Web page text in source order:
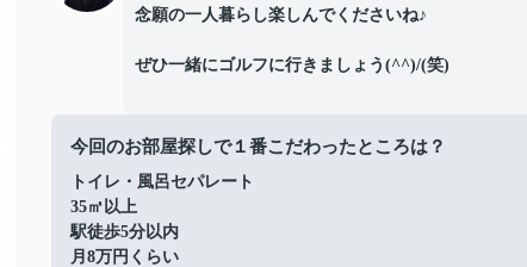
念願の一人暮らし楽しんでくださいね♪
ぜひ一緒にゴルフに行きましょう(^^)/(笑)
今回のお部屋探しで１番こだわったところは？
トイレ・風呂セパレート
35㎡以上
駅徒歩5分以内
月8万円くらい